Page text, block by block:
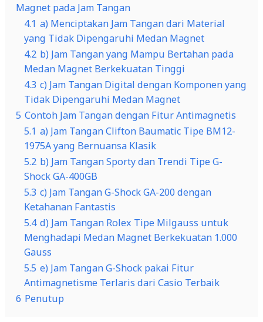
Magnet pada Jam Tangan
4.1 a) Menciptakan Jam Tangan dari Material
yang Tidak Dipengaruhi Medan Magnet
4.2 b) Jam Tangan yang Mampu Bertahan pada
Medan Magnet Berkekuatan Tinggi
4.3 c) Jam Tangan Digital dengan Komponen yang
Tidak Dipengaruhi Medan Magnet
5 Contoh Jam Tangan dengan Fitur Antimagnetis
5.1 a) Jam Tangan Clifton Baumatic Tipe BM12-
1975A yang Bernuansa Klasik
5.2 b) Jam Tangan Sporty dan Trendi Tipe G-
Shock GA-400GB
5.3 c) Jam Tangan G-Shock GA-200 dengan
Ketahanan Fantastis
5.4 d) Jam Tangan Rolex Tipe Milgauss untuk
Menghadapi Medan Magnet Berkekuatan 1.000
Gauss
5.5 e) Jam Tangan G-Shock pakai Fitur
Antimagnetisme Terlaris dari Casio Terbaik
6 Penutup